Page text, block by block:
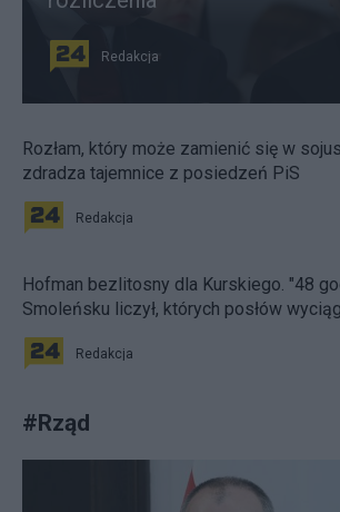
Redakcja
Rozłam, który może zamienić się w
zdradza tajemnice z posiedzeń PiS
Redakcja
Hofman bezlitosny dla Kurskiego. "48
Smoleńsku liczył, których posłów
Redakcja
#Rząd